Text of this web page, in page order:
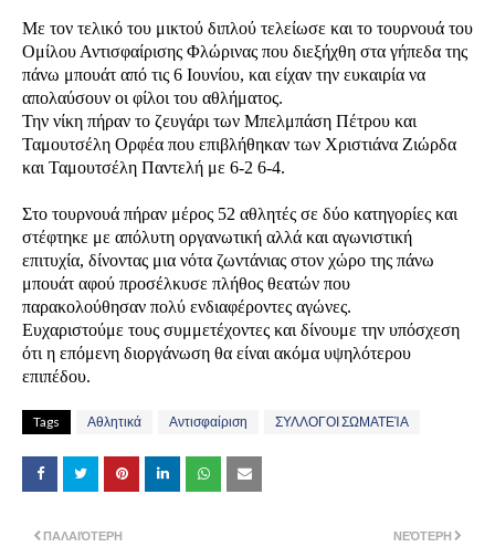
Με τον τελικό του μικτού διπλού τελείωσε και το τουρνουά του
Ομίλου Αντισφαίρισης Φλώρινας που διεξήχθη στα γήπεδα της
πάνω μπουάτ από τις 6 Ιουνίου, και είχαν την ευκαιρία να
απολαύσουν οι φίλοι του αθλήματος.
Την νίκη πήραν το ζευγάρι των Μπελμπάση Πέτρου και
Ταμουτσέλη Ορφέα που επιβλήθηκαν των Χριστιάνα Ζιώρδα
και Ταμουτσέλη Παντελή με 6-2 6-4.
Στο τουρνουά πήραν μέρος 52 αθλητές σε δύο κατηγορίες και
στέφτηκε με απόλυτη οργανωτική αλλά και αγωνιστική
επιτυχία, δίνοντας μια νότα ζωντάνιας στον χώρο της πάνω
μπουάτ αφού προσέλκυσε πλήθος θεατών που
παρακολούθησαν πολύ ενδιαφέροντες αγώνες.
Ευχαριστούμε τους συμμετέχοντες και δίνουμε την υπόσχεση
ότι η επόμενη διοργάνωση θα είναι ακόμα υψηλότερου
επιπέδου.
Tags Αθλητικά Αντισφαίριση ΣΥΛΛΟΓΟΙ ΣΩΜΑΤΕΊΑ
ΝΕΌΤΕΡΗ
ΠΑΛΑΙΌΤΕΡΗ